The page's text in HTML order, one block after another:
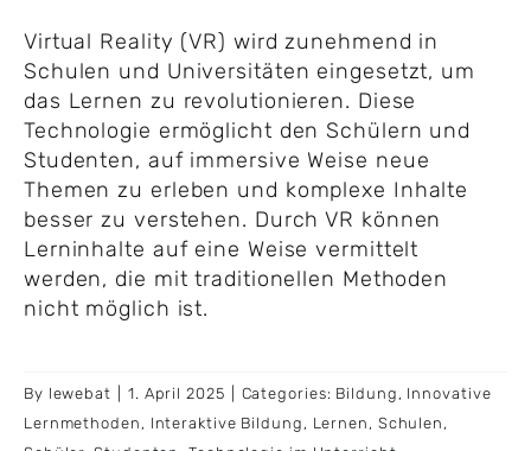
Virtual Reality (VR) wird zunehmend in
Schulen und Universitäten eingesetzt, um
das Lernen zu revolutionieren. Diese
Technologie ermöglicht den Schülern und
Studenten, auf immersive Weise neue
Themen zu erleben und komplexe Inhalte
besser zu verstehen. Durch VR können
Lerninhalte auf eine Weise vermittelt
werden, die mit traditionellen Methoden
nicht möglich ist.
By lewebat 1. April 2025 Categories: Bildung , Innovative
Lernmethoden , Interaktive Bildung , Lernen , Schulen ,